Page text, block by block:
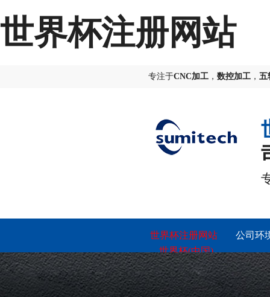
世界杯注册网站
专注于CNC加工 ， 数控加工 ， 五
世界杯注册网站
_世界杯(中国)
公司环